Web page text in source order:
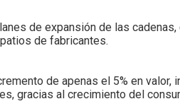
de expansión de las
de fabricantes.
de apenas el 5% en valor,
gracias al crecimiento del